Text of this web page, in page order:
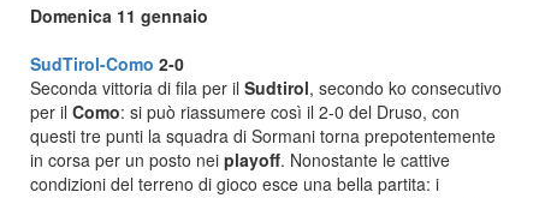
Domenica 11 gennaio
SudTirol-Como 2-0
Seconda vittoria di fila per il Sudtirol, secondo ko consecutivo
per il Como: si può riassumere così il 2-0 del Druso, con
questi tre punti la squadra di Sormani torna prepotentemente
in corsa per un posto nei playoff. Nonostante le cattive
condizioni del terreno di gioco esce una bella partita: i